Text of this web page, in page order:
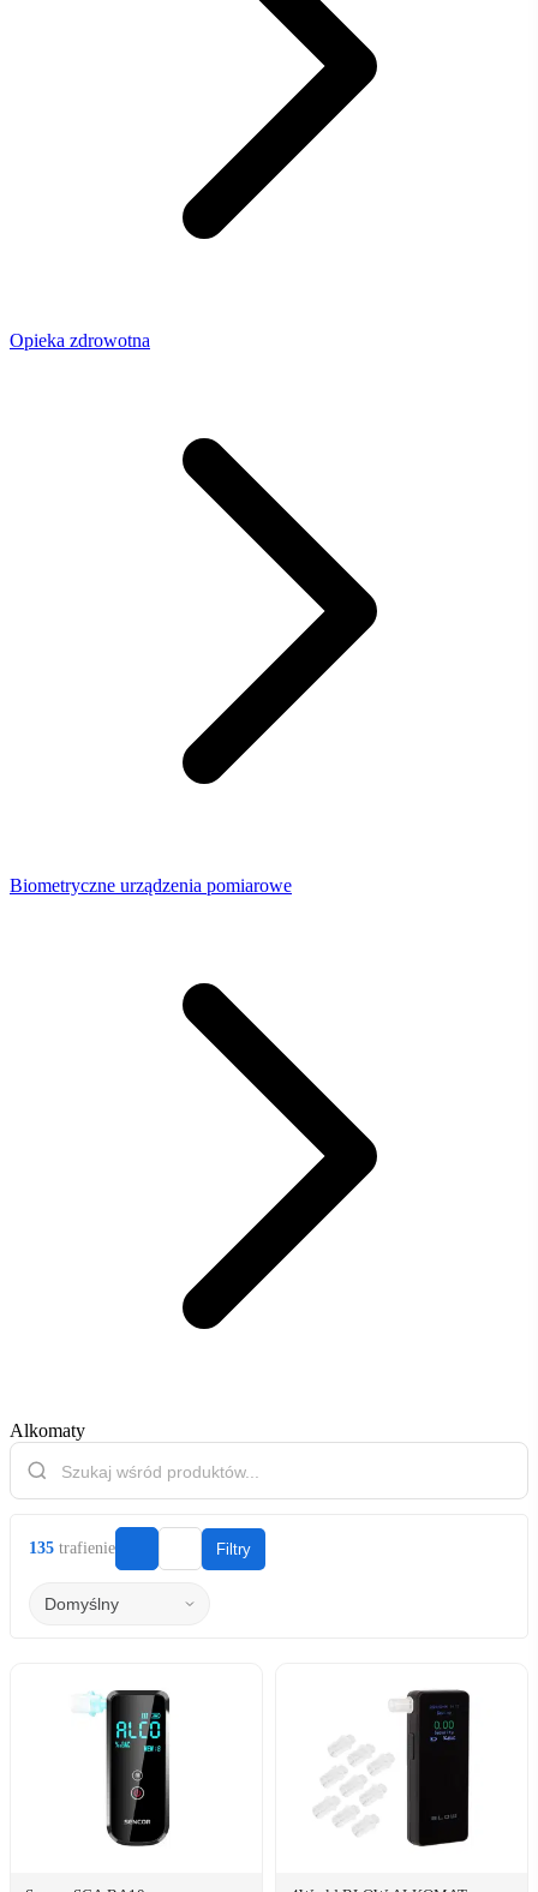
Opieka zdrowotna
Biometryczne urządzenia pomiarowe
Alkomaty
135 trafienie Filtry